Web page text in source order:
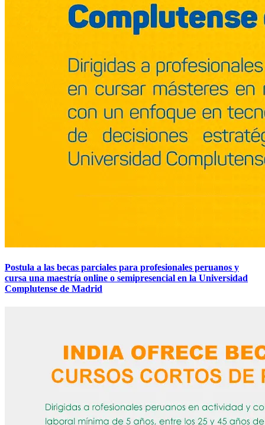
Postula a las becas parciales para profesionales peruanos y
cursa una maestría online o semipresencial en la Universidad
Complutense de Madrid